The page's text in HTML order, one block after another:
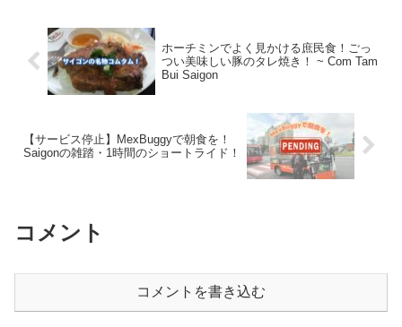
ホーチミンでよく見かける庶民食！ごっ
つい美味しい豚のタレ焼き！ ~ Com Tam
Bui Saigon
【サービス停止】MexBuggyで朝食を！
Saigonの雑踏・1時間のショートライド！
コメント
コメントを書き込む